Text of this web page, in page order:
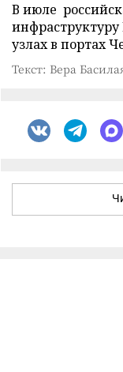
В июле
узлах в портах
Текст: Вера